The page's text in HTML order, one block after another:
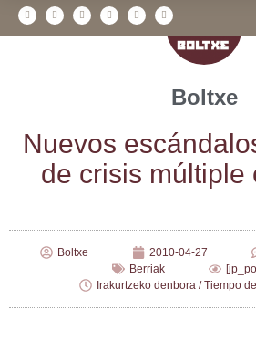
Boltxe
Nue­vos
de cri­sis múl­ti­ple
Boltxe 2010-04-27
Berriak
Irakurtzeko denbora / Tiempo